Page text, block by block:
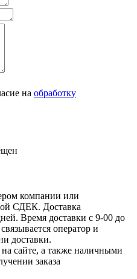
на обработку
компании или
СДЕК. Доставка
Время доставки с 9-00 до
оператор и
доставки.
сайте, а также наличными
заказа